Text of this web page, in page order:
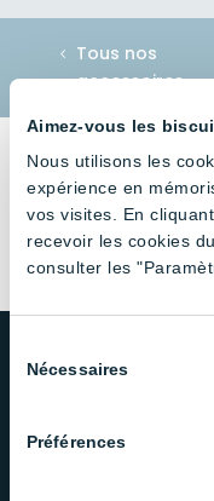
Aimez-vous les
Nous utilisons les
expérience en
vos visites. En
recevoir les cookies
consulter les
duNécessaires
Préférences
Tous nos
accessoires
LA QUALITÉ ET LE